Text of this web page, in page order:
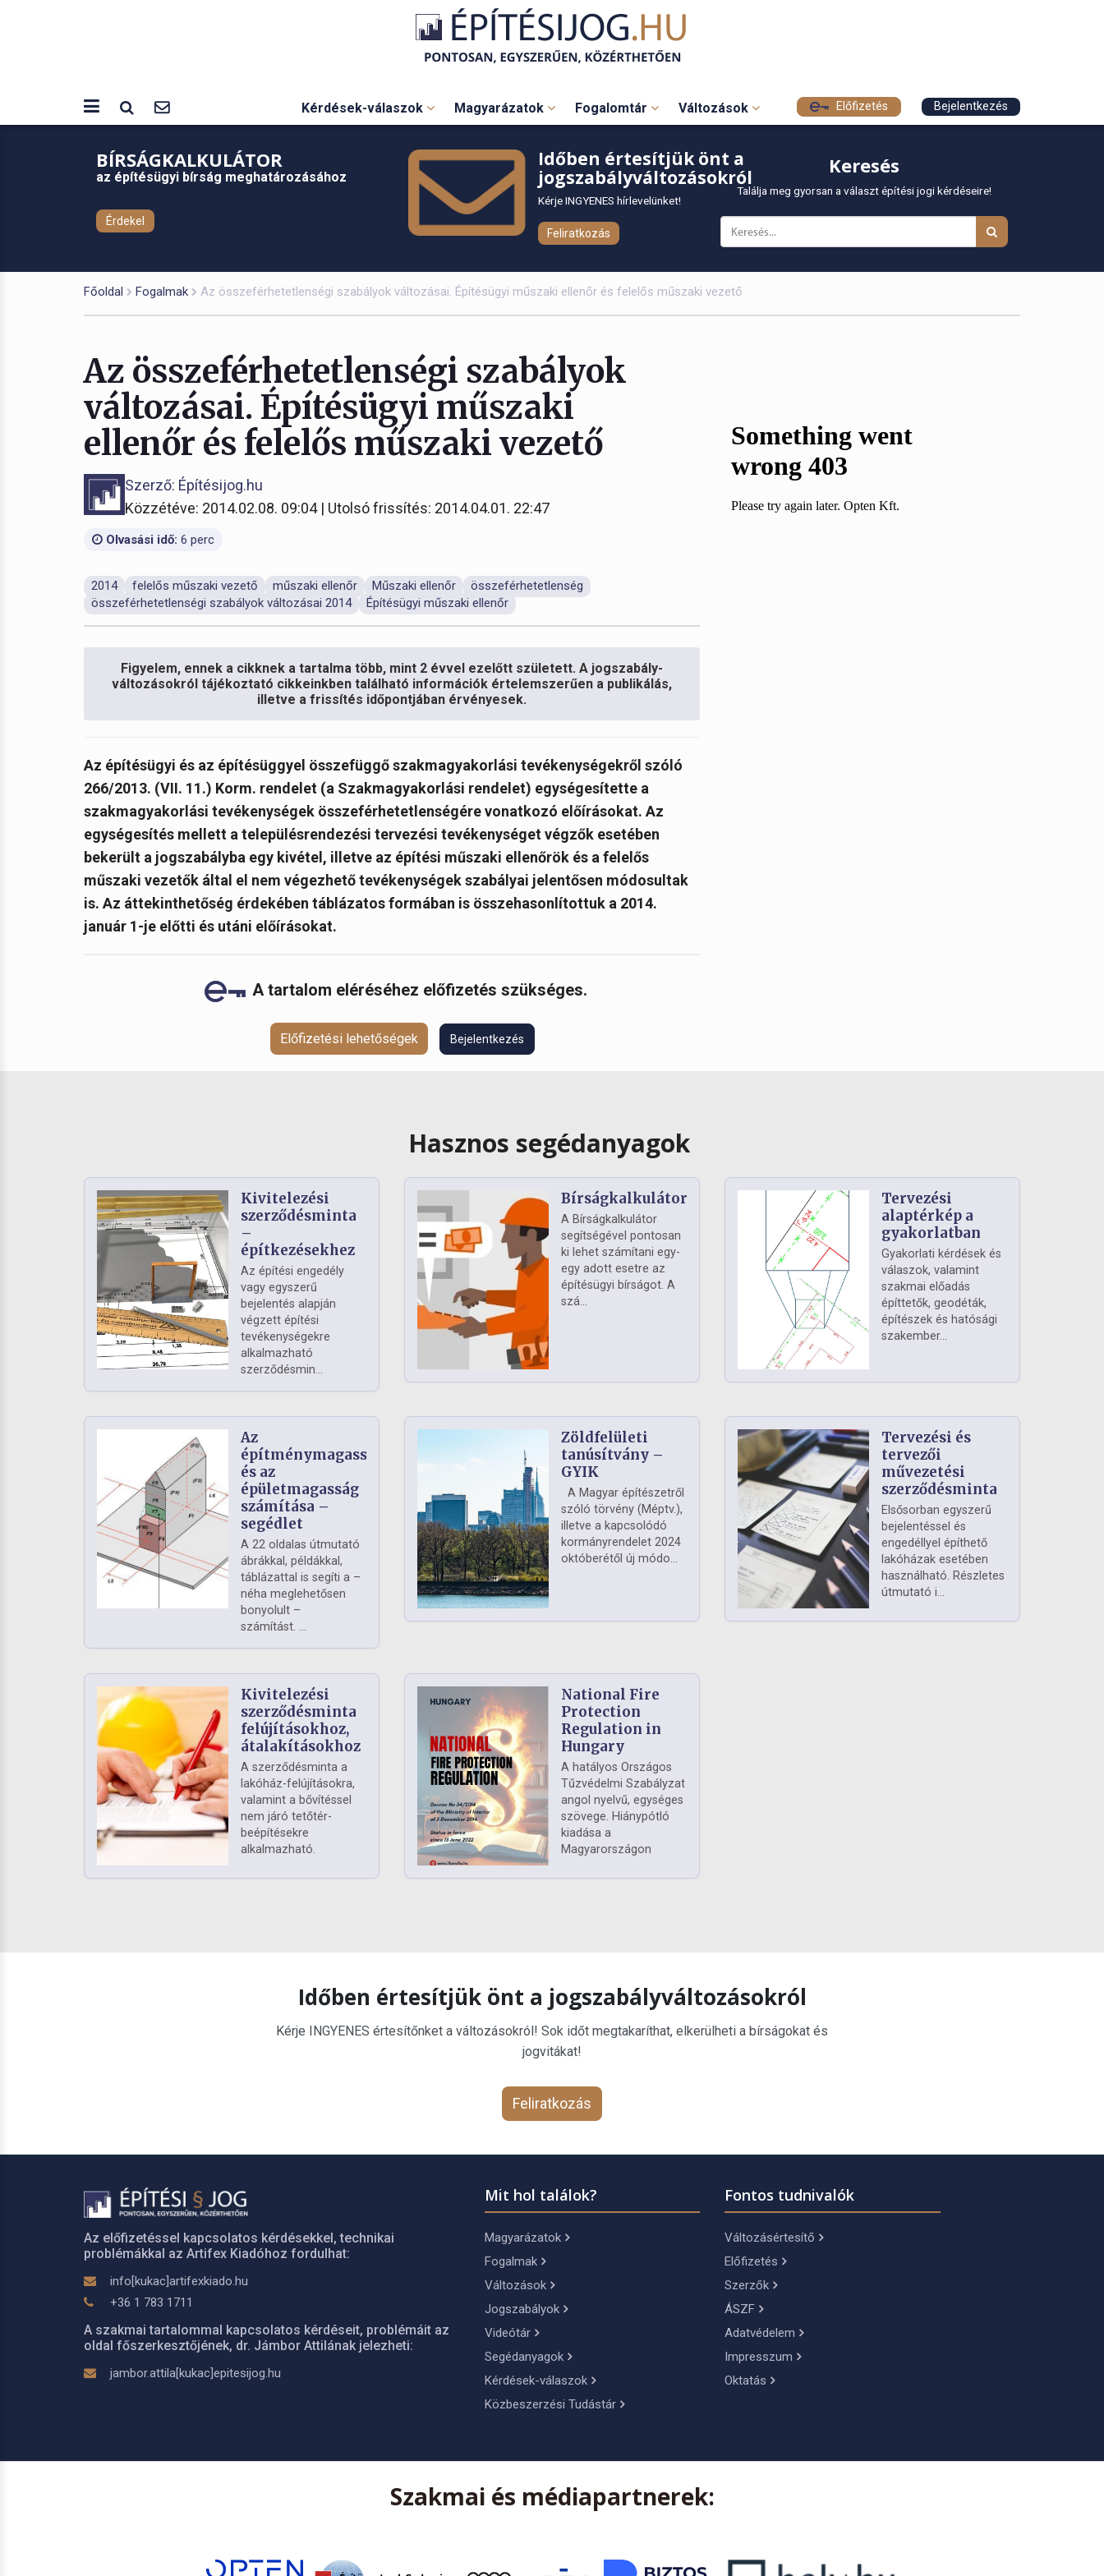
Kérdések-válaszok Magyarázatok Fogalomtár Változások Előfizetés Bejelentkezés
BÍRSÁGKALKULÁTOR
az építésügyi bírság meghatározásához
Érdekel
Időben értesítjük önt a
jogszabályváltozásokról
Kérje INGYENES hírlevelünket!
Feliratkozás
Keresés
Találja meg gyorsan a választ építési jogi kérdéseire!
Főoldal Fogalmak Az összeférhetetlenségi szabályok változásai. Építésügyi műszaki ellenőr és felelős műszaki vezető
Az összeférhetetlenségi szabályok
változásai. Építésügyi műszaki
ellenőr és felelős műszaki vezető
Szerző: Építésijog.hu
Közzétéve: 2014.02.08. 09:04 | Utolsó frissítés: 2014.04.01. 22:47
Olvasási idő: 6 perc
2014 felelős műszaki vezető műszaki ellenőr Műszaki ellenőr
összeférhetetlenség
összeférhetetlenségi szabályok változásai 2014
Építésügyi műszaki ellenőr
Figyelem, ennek a cikknek a tartalma több, mint 2 évvel ezelőtt született. A jogszabály-
változásokról tájékoztató cikkeinkben található információk értelemszerűen a publikálás,
illetve a frissítés időpontjában érvényesek.
Az építésügyi és az építésüggyel összefüggő szakmagyakorlási tevékenységekről szóló
266/2013. (VII. 11.) Korm. rendelet (a Szakmagyakorlási rendelet) egységesítette a
szakmagyakorlási tevékenységek összeférhetetlenségére vonatkozó előírásokat. Az
egységesítés mellett a településrendezési tervezési tevékenységet végzők esetében
bekerült a jogszabályba egy kivétel, illetve az építési műszaki ellenőrök és a felelős
műszaki vezetők által el nem végezhető tevékenységek szabályai jelentősen módosultak
is. Az áttekinthetőség érdekében táblázatos formában is összehasonlítottuk a 2014.
január 1-je előtti és utáni előírásokat.
A tartalom eléréséhez előfizetés szükséges.
Előfizetési lehetőségek Bejelentkezés
Hasznos segédanyagok
Kivitelezési
szerződésminta
–
építkezésekhez
Az építési engedély
vagy egyszerű
bejelentés alapján
végzett építési
tevékenységekre
alkalmazható
szerződésmin...
Bírságkalkulátor
A Bírságkalkulátor
segítségével pontosan
ki lehet számítani egy-
egy adott esetre az
építésügyi bírságot. A
szá...
Tervezési
alaptérkép a
gyakorlatban
Gyakorlati kérdések és
válaszok, valamint
szakmai előadás
építtetők, geodéták,
építészek és hatósági
szakember...
Az
építménymagasság
és az
épületmagasság
számítása –
segédlet
A 22 oldalas útmutató
ábrákkal, példákkal,
táblázattal is segíti a –
néha meglehetősen
bonyolult –
számítást. ...
Zöldfelületi
tanúsítvány –
GYIK
A Magyar építészetről
szóló törvény (Méptv.),
illetve a kapcsolódó
kormányrendelet 2024
októberétől új módo...
Tervezési és
tervezői
művezetési
szerződésminta
Elsősorban egyszerű
bejelentéssel és
engedéllyel építhető
lakóházak esetében
használható. Részletes
útmutató i...
Kivitelezési
szerződésminta
felújításokhoz,
átalakításokhoz
A szerződésminta a
lakóház-felújításokra,
valamint a bővítéssel
nem járó tetőtér-
beépítésekre
alkalmazható.
National Fire
Protection
Regulation in
Hungary
A hatályos Országos
Tűzvédelmi Szabályzat
angol nyelvű, egységes
szövege. Hiánypótló
kiadása a
Magyarországon
Időben értesítjük önt a jogszabályváltozásokról
Kérje INGYENES értesítőnket a változásokról! Sok időt megtakaríthat, elkerülheti a bírságokat és
jogvitákat!
Feliratkozás
Az előfizetéssel kapcsolatos kérdésekkel, technikai
problémákkal az Artifex Kiadóhoz fordulhat:
info[kukac]artifexkiado.hu
+36 1 783 1711
A szakmai tartalommal kapcsolatos kérdéseit, problémáit az
oldal főszerkesztőjének, dr. Jámbor Attilának jelezheti:
jambor.attila[kukac]epitesijog.hu
Mit hol találok?
Magyarázatok
Fogalmak
Változások
Jogszabályok
Videótár
Segédanyagok
Kérdések-válaszok
Közbeszerzési Tudástár
Fontos tudnivalók
Változásértesítő
Előfizetés
Szerzők
ÁSZF
Adatvédelem
Impresszum
Oktatás
Szakmai és médiapartnerek: